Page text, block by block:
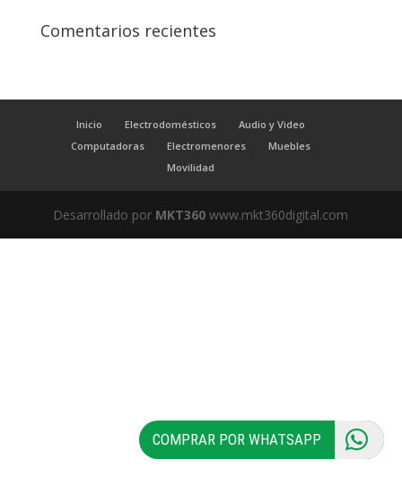
Comentarios recientes
Inicio Electrodomésticos
Audio y Video
Computadoras
Electromenores
Muebles
Movilidad
Desarrollado por MKT360 www.mkt360digital.com
COMPRAR POR WHATSAPP